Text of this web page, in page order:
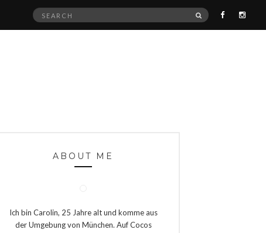
Search
SEARCH
ABOUT ME
Ich bin Carolin, 25 Jahre alt und komme aus
der Umgebung von München. Auf Cocos